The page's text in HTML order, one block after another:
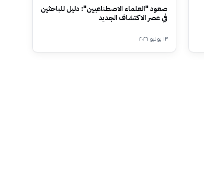
صعود "العلماء الاصطناعيين": دليل للباحثين
في عصر الاكتشاف الجديد
١٣ يوليو ٢٠٢٦